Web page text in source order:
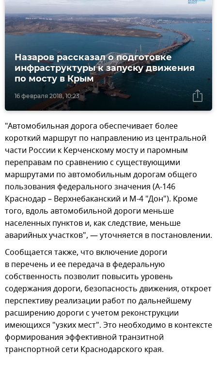
16 февраля 2018, 10:23
Назаров рассказал о подготовке
инфраструктуры к запуску движения
по мосту в Крым
"Автомобильная дорога обеспечивает более
короткий маршрут по направлению из центральной
части России к Керченскому мосту и паромным
переправам по сравнению с существующими
маршрутами по автомобильным дорогам общего
пользования федерального значения (А-146
Краснодар – Верхнебаканский и М-4 "Дон"). Кроме
того, вдоль автомобильной дороги меньше
населенных пунктов и, как следствие, меньше
аварийных участков", — уточняется в постановлении.
Сообщается также, что включение дороги
в перечень и ее передача в федеральную
собственность позволит повысить уровень
содержания дороги, безопасность движения, откроет
перспективу реализации работ по дальнейшему
расширению дороги с учетом реконструкции
имеющихся "узких мест". Это необходимо в контексте
формирования эффективной транзитной
транспортной сети Краснодарского края.